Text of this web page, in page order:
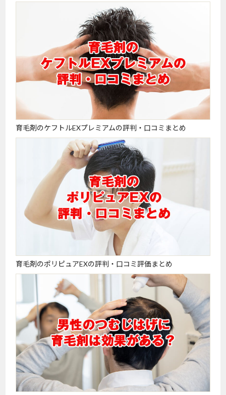
育毛剤のケフトルEXプレミアムの評判・口コミまとめ
育毛剤のポリピュアEXの評判・口コミ評価まとめ